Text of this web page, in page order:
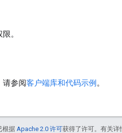
。
请参阅客户端库和代码示例。
根据 Apache 2.0 许可获得了许可。有关详